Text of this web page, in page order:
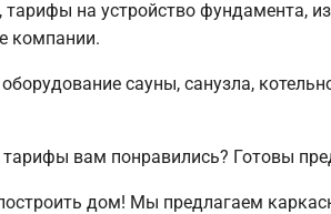
на устройство фундамента,
компании.
сауны, санузла,
вам понравились? Готовы
дом! Мы предлагаем